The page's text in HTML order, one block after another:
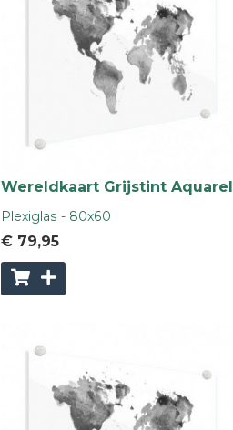
Wereldkaart Grijstint Aquarel
Plexiglas - 80x60
€ 79,95